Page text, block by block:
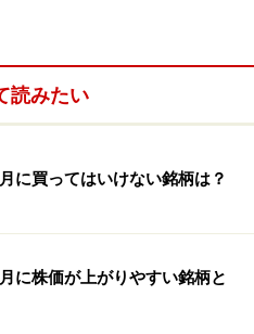
季報オンラインより
を続けていることがわかり
読みたい
に買ってはいけない銘柄は？
に株価が上がりやすい銘柄と